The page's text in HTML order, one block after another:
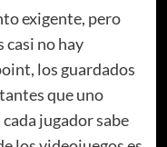
exigente, pero
casi no hay
los guardados
que uno
jugador sabe